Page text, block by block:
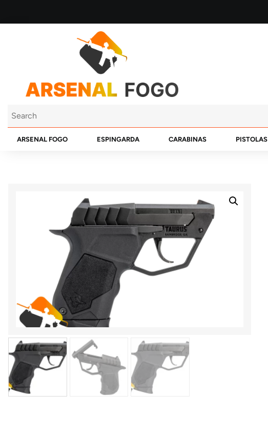
ARSENAL FOGO ESPINGARDA CARABINAS PISTOLAS